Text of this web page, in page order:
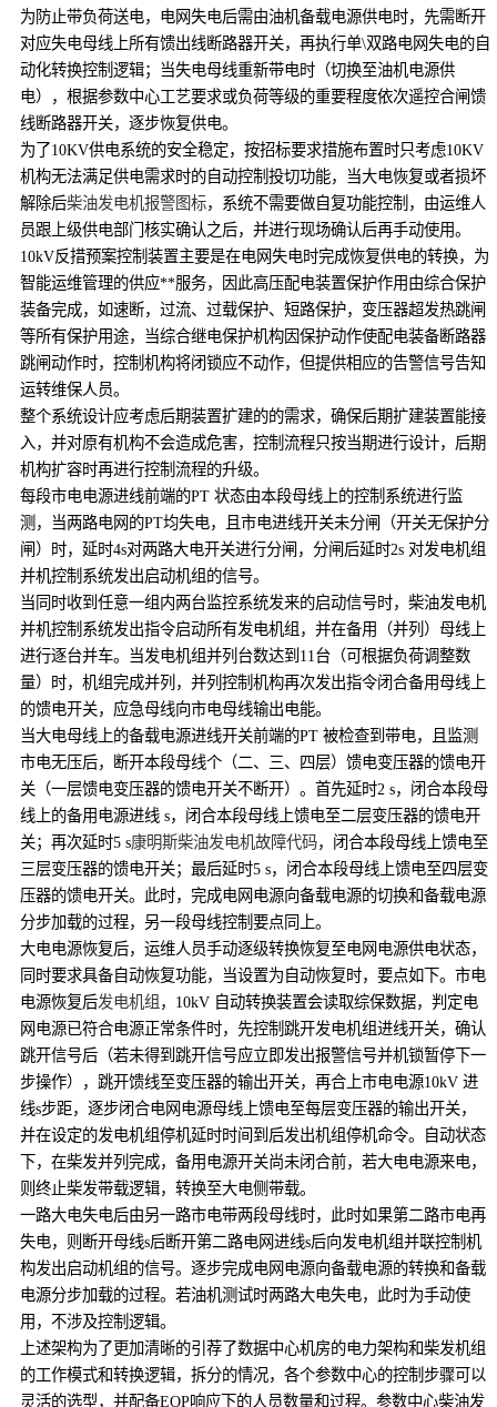
为防止带负荷送电，电网失电后需由油机备载电源供电时，先需断开
对应失电母线上所有馈出线断路器开关，再执行单\双路电网失电的自
动化转换控制逻辑；当失电母线重新带电时（切换至油机电源供
电），根据参数中心工艺要求或负荷等级的重要程度依次遥控合闸馈
线断路器开关，逐步恢复供电。
为了10KV供电系统的安全稳定，按招标要求措施布置时只考虑10KV
机构无法满足供电需求时的自动控制投切功能，当大电恢复或者损坏
解除后柴油发电机报警图标，系统不需要做自复功能控制，由运维人
员跟上级供电部门核实确认之后，并进行现场确认后再手动使用。
10kV反措预案控制装置主要是在电网失电时完成恢复供电的转换，为
智能运维管理的供应**服务，因此高压配电装置保护作用由综合保护
装备完成，如速断，过流、过载保护、短路保护，变压器超发热跳闸
等所有保护用途，当综合继电保护机构因保护动作使配电装备断路器
跳闸动作时，控制机构将闭锁应不动作，但提供相应的告警信号告知
运转维保人员。
整个系统设计应考虑后期装置扩建的的需求，确保后期扩建装置能接
入，并对原有机构不会造成危害，控制流程只按当期进行设计，后期
机构扩容时再进行控制流程的升级。
每段市电电源进线前端的PT 状态由本段母线上的控制系统进行监
测，当两路电网的PT均失电，且市电进线开关未分闸（开关无保护分
闸）时，延时4s对两路大电开关进行分闸，分闸后延时2s 对发电机组
并机控制系统发出启动机组的信号。
当同时收到任意一组内两台监控系统发来的启动信号时，柴油发电机
并机控制系统发出指令启动所有发电机组，并在备用（并列）母线上
进行逐台并车。当发电机组并列台数达到11台（可根据负荷调整数
量）时，机组完成并列，并列控制机构再次发出指令闭合备用母线上
的馈电开关，应急母线向市电母线输出电能。
当大电母线上的备载电源进线开关前端的PT 被检查到带电，且监测
市电无压后，断开本段母线个（二、三、四层）馈电变压器的馈电开
关（一层馈电变压器的馈电开关不断开）。首先延时2 s，闭合本段母
线上的备用电源进线 s，闭合本段母线上馈电至二层变压器的馈电开
关；再次延时5 s康明斯柴油发电机故障代码，闭合本段母线上馈电至
三层变压器的馈电开关；最后延时5 s，闭合本段母线上馈电至四层变
压器的馈电开关。此时，完成电网电源向备载电源的切换和备载电源
分步加载的过程，另一段母线控制要点同上。
大电电源恢复后，运维人员手动逐级转换恢复至电网电源供电状态，
同时要求具备自动恢复功能，当设置为自动恢复时，要点如下。市电
电源恢复后发电机组 ，10kV 自动转换装置会读取综保数据，判定电
网电源已符合电源正常条件时，先控制跳开发电机组进线开关，确认
跳开信号后（若未得到跳开信号应立即发出报警信号并机锁暂停下一
步操作），跳开馈线至变压器的输出开关，再合上市电电源10kV 进
线s步距，逐步闭合电网电源母线上馈电至每层变压器的输出开关，
并在设定的发电机组停机延时时间到后发出机组停机命令。自动状态
下，在柴发并列完成，备用电源开关尚未闭合前，若大电电源来电，
则终止柴发带载逻辑，转换至大电侧带载。
一路大电失电后由另一路市电带两段母线时，此时如果第二路市电再
失电，则断开母线s后断开第二路电网进线s后向发电机组并联控制机
构发出启动机组的信号。逐步完成电网电源向备载电源的转换和备载
电源分步加载的过程。若油机测试时两路大电失电，此时为手动使
用，不涉及控制逻辑。
上述架构为了更加清晰的引荐了数据中心机房的电力架构和柴发机组
的工作模式和转换逻辑，拆分的情况，各个参数中心的控制步骤可以
灵活的选型，并配备EOP响应下的人员数量和过程。参数中心柴油发